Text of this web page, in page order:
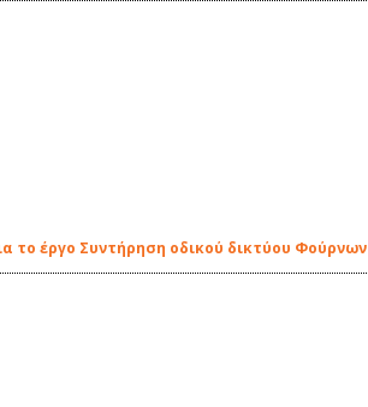
το έργο Συντήρηση οδικού δικτύου Φούρνων